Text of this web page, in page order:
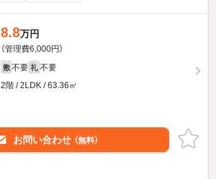
8.8万円
（管理費6,000円）
敷 不要 礼 不要
2階 / 2LDK / 63.36㎡
お問い合わせ （無料）